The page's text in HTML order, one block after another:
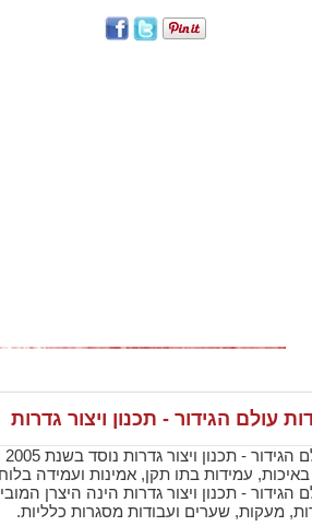
עולם הגידור - תכנון ויצור גדרות
עמידות בתו תקן, אמינות ועמידה
הגידור - תכנון ויצור גדרות הינה היצרן
מעקות, שערים ועבודות מסגרות כלליות.